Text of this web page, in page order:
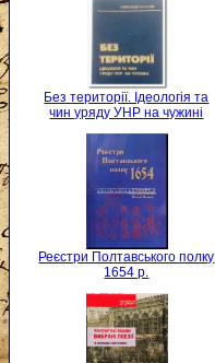
Без території. Ідеологія та
чин уряду УНР на чужині
Реєстри Полтавського полку
1654 р.